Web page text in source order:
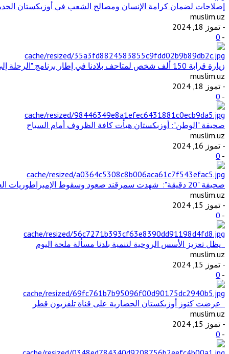
إصلاحات لضمان كرامة الإنسان ومصالح الشعب في أوزبكستان
muslim.uz
- تموز 18, 2024
-
0
زيارة قرابة 150 ألف شخص لمتاحف بلادنا في إطار برنامج "الرحلة إلى الماضي"
muslim.uz
- تموز 18, 2024
-
0
صحيفة "الوطن": أوزبكستان هيأت كافة الظروف أمام السياح
muslim.uz
- تموز 16, 2024
-
0
صحيفة "20 دقيقة": شهدت سمرقند صعود وسقوط الإمبراطوريات العظيمة وتفاعل الثقافات والحضارات المختلفة
muslim.uz
- تموز 15, 2024
-
0
يظل تعزيز الأسس الروحية لتنمية بلدنا مسألة ملحة اليوم
muslim.uz
- تموز 15, 2024
-
0
عرضت كنوز أوزبكستان الحضارية على قناة تلفزيون قطر
muslim.uz
- تموز 15, 2024
-
0